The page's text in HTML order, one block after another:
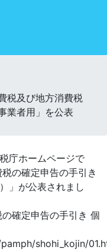
税及び地方消費税
業者用」を公表
庁ホームページで
の確定申告の手引き
」が公表されまし
確定申告の手引き 個
shohi_kojin/